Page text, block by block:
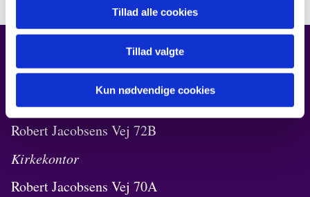
Tillad alle cookies
Tillad valgte
Kun nødvendige cookies
FIND OS
Kirken i Ørestad
Robert Jacobsens Vej 72B
Kirkekontor
Robert Jacobsens Vej 70A